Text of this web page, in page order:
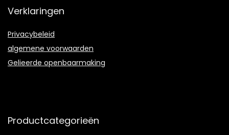
Verklaringen
Privacybeleid
algemene voorwaarden
Gelieerde openbaarmaking
Productcategorieën